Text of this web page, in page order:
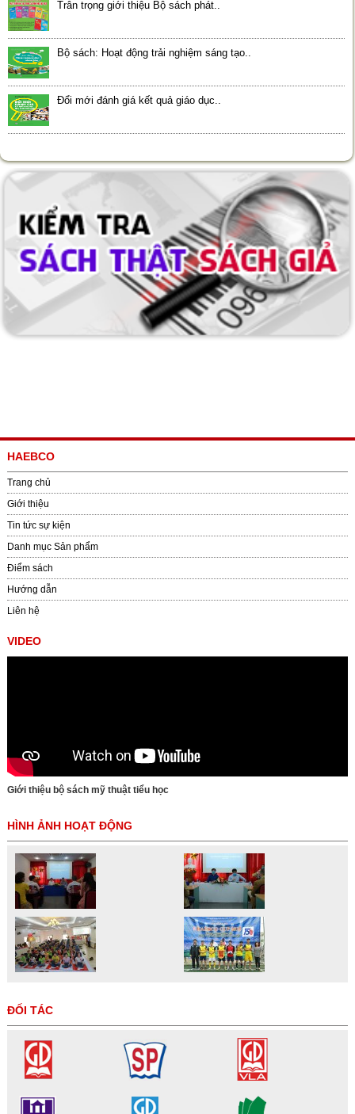
Trân trọng giới thiệu Bộ sách phát..
Bộ sách: Hoạt động trải nghiệm sáng tạo..
Đổi mới đánh giá kết quả giáo dục..
HAEBCO
Trang chủ
Giới thiệu
Tin tức sự kiện
Danh mục Sản phẩm
Điểm sách
Hướng dẫn
Liên hệ
VIDEO
Giới thiệu bộ sách mỹ thuật tiểu học
HÌNH ẢNH HOẠT ĐỘNG
ĐỐI TÁC